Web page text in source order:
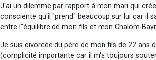
J'ai un dilemme par rapport à mon mari qui
consciente qu'il "prend" beaucoup sur lui car il
entre l"équilibre de mon fils et mon Chalom
Je suis divorcée du père de mon fils de 22 ans
(complicité importante car il m'a toujours